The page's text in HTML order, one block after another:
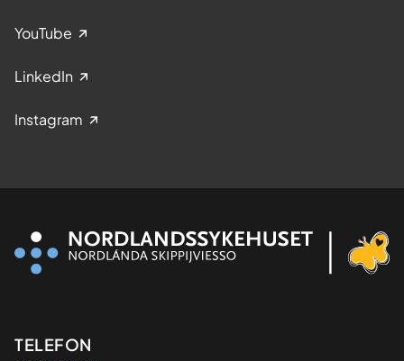
YouTube
LinkedIn
Instagram
Kontaktinformasjon
TELEFON